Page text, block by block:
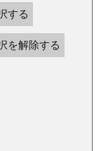
する
を解除する